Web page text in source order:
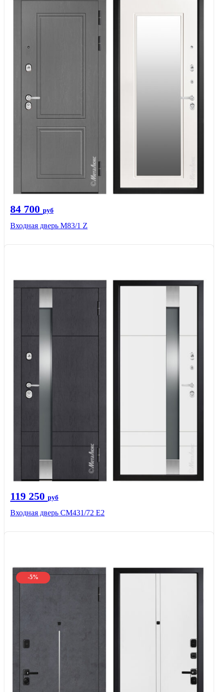
84 700 руб
Входная дверь M83/1 Z
119 250 руб
Входная дверь СМ431/72 Е2
-5%